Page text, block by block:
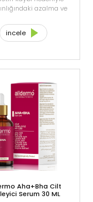
azalma ve
görünümünde
yardımcı olurken
incele
Aha+Bha Cilt
Serum 30 ML